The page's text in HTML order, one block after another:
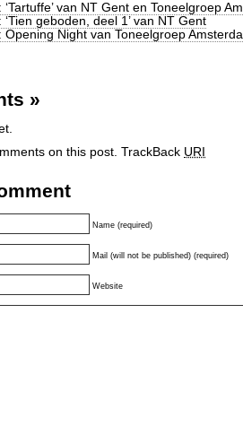
‘Tartuffe’ van NT Gent en Toneelgroep
‘Tien geboden, deel 1’ van NT Gent
Opening Night van Toneelgroep
»
on this post. TrackBack URI
Name (required)
Mail (will not be published) (required)
Website